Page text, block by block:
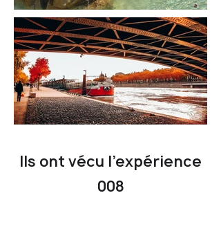
Ils ont vécu l’expérience
008